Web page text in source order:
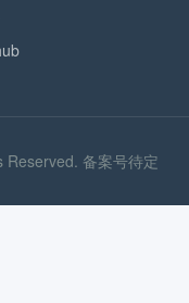
Reserved. 备案号待定